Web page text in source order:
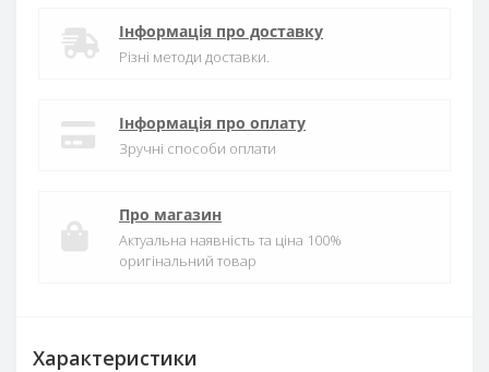
Інформація про доставку
Різні методи доставки.
Інформація про оплату
Зручні способи оплати
Про магазин
Актуальна наявність та ціна 100%
оригінальний товар
Характеристики